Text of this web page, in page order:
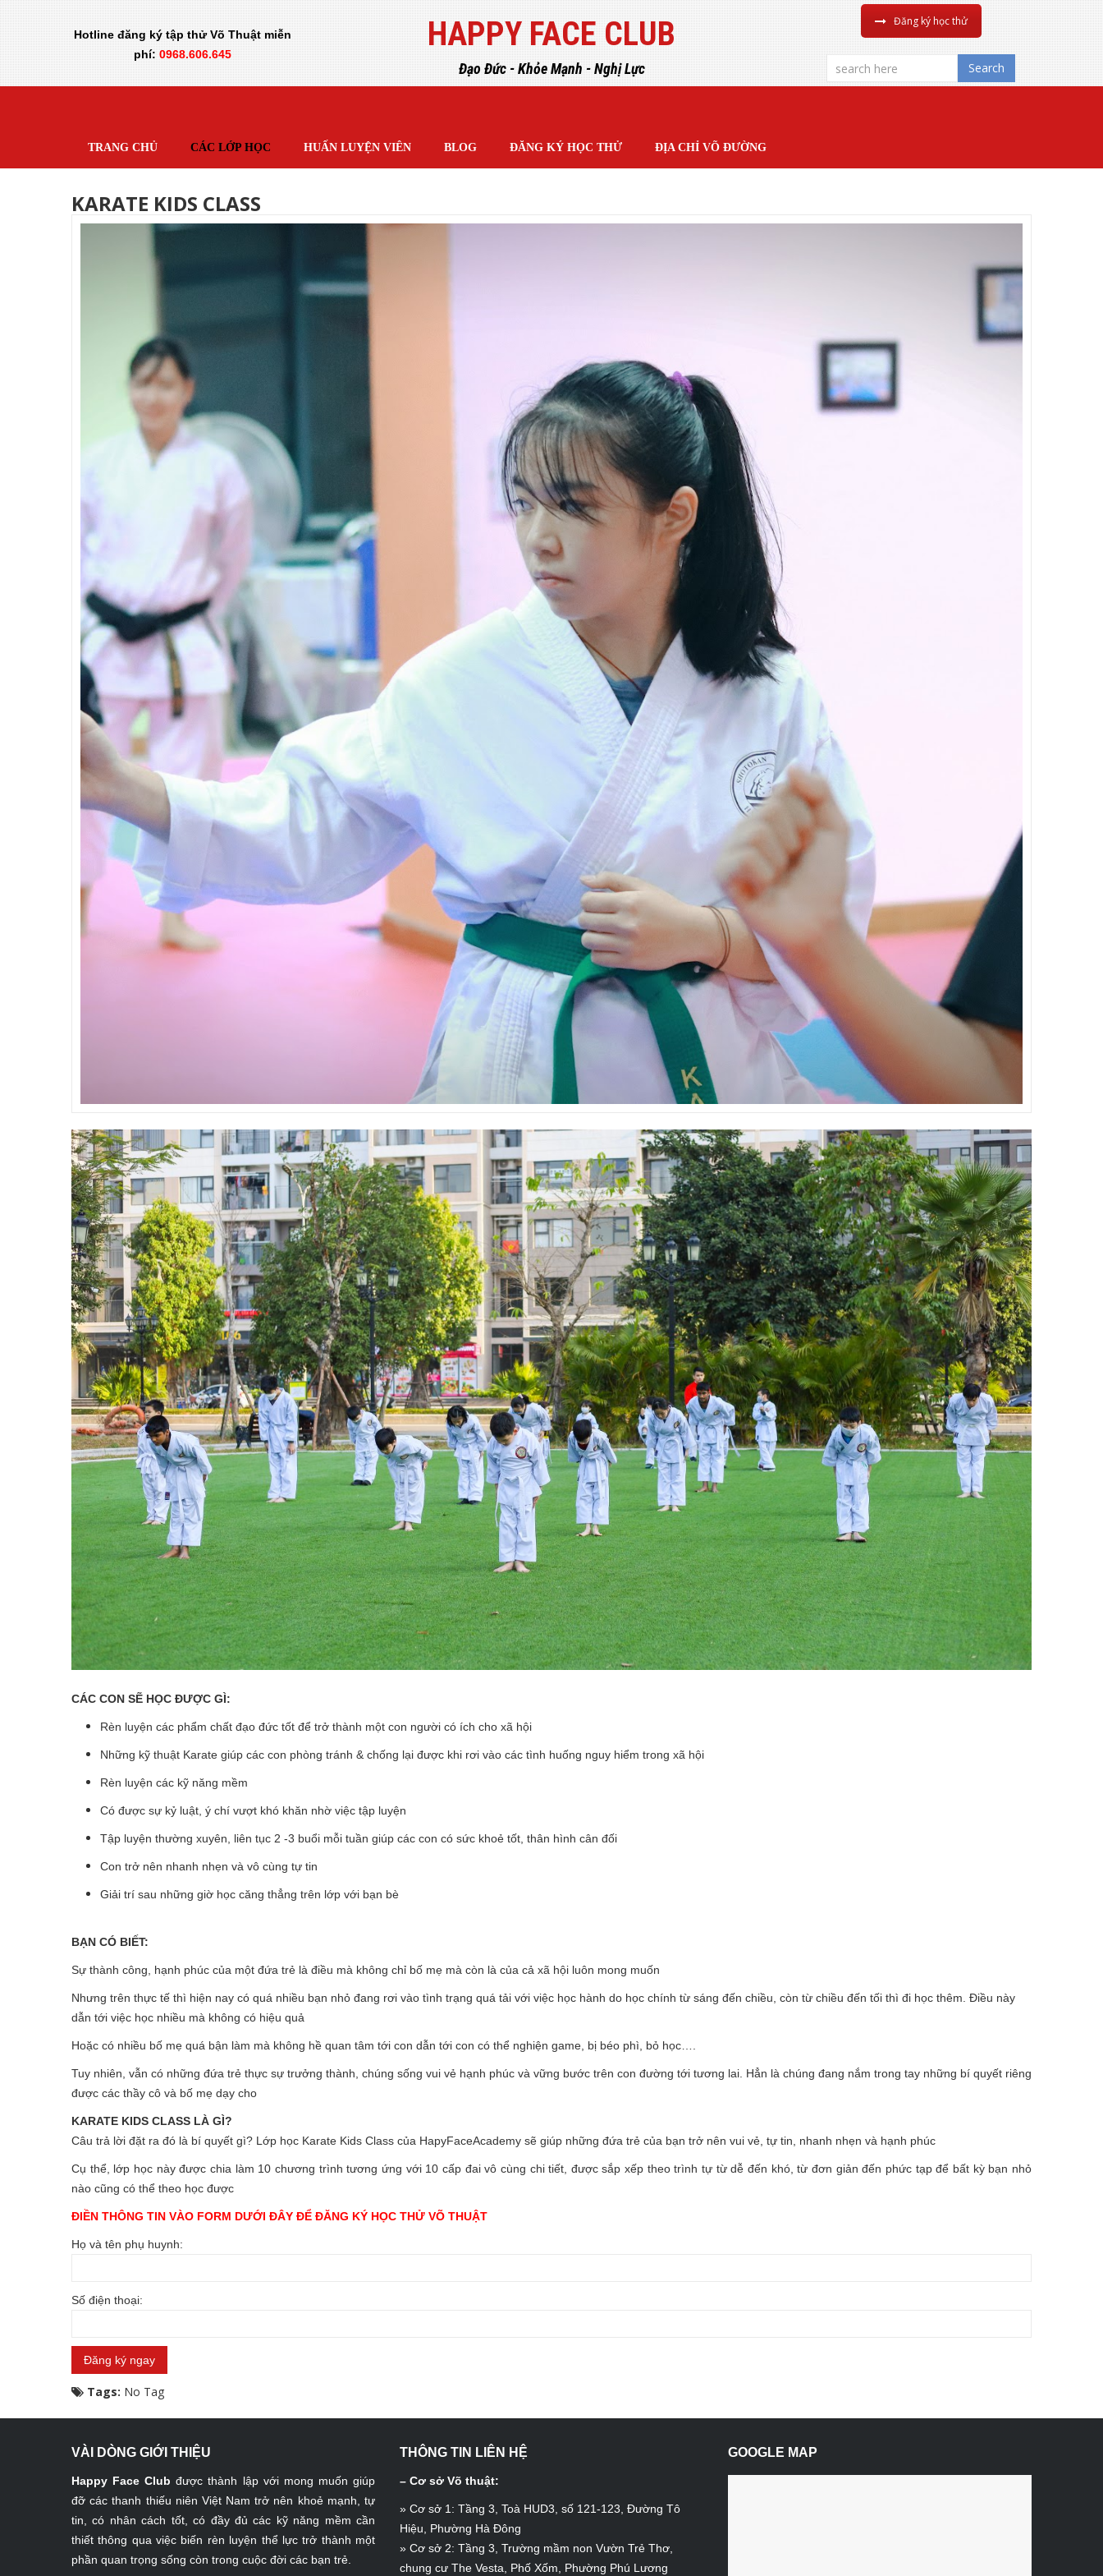
Hotline đăng ký tập thử Võ Thuật miễn
phí:0968.606.645
HAPPY FACE CLUB
Đạo Đức - Khỏe Mạnh - Nghị Lực
Đăng ký học thử
Search
TRANG CHỦ CÁC LỚP HỌC HUẤN LUYỆN VIÊN BLOG ĐĂNG KÝ HỌC THỬ ĐỊA CHỈ VÕ ĐƯỜNG
KARATE KIDS CLASS
CÁC CON SẼ HỌC ĐƯỢC GÌ:
Rèn luyện các phẩm chất đạo đức tốt để trở thành một con người có ích cho xã hội
Những kỹ thuật Karate giúp các con phòng tránh & chống lại được khi rơi vào các tình huống nguy hiểm trong xã hội
Rèn luyện các kỹ năng mềm
Có được sự kỷ luật, ý chí vượt khó khăn nhờ việc tập luyện
Tập luyện thường xuyên, liên tục 2 -3 buổi mỗi tuần giúp các con có sức khoẻ tốt, thân hình cân đối
Con trở nên nhanh nhẹn và vô cùng tự tin
Giải trí sau những giờ học căng thẳng trên lớp với bạn bè
BẠN CÓ BIẾT:
Sự thành công, hạnh phúc của một đứa trẻ là điều mà không chỉ bố mẹ mà còn là của cả xã hội luôn mong muốn
Nhưng trên thực tế thì hiện nay có quá nhiều bạn nhỏ đang rơi vào tình trạng quá tải với việc học hành do học chính từ sáng đến chiều, còn từ chiều đến tối thì đi học thêm. Điều này
dẫn tới việc học nhiều mà không có hiệu quả
Hoặc có nhiều bố mẹ quá bận làm mà không hề quan tâm tới con dẫn tới con có thể nghiện game, bị béo phì, bỏ học….
Tuy nhiên, vẫn có những đứa trẻ thực sự trưởng thành, chúng sống vui vẻ hạnh phúc và vững bước trên con đường tới tương lai. Hẳn là chúng đang nắm trong tay những bí quyết riêng
được các thầy cô và bố mẹ dạy cho
KARATE KIDS CLASS LÀ GÌ?
Câu trả lời đặt ra đó là bí quyết gì? Lớp học Karate Kids Class của HapyFaceAcademy sẽ giúp những đứa trẻ của bạn trở nên vui vẻ, tự tin, nhanh nhẹn và hạnh phúc
Cụ thể, lớp học này được chia làm 10 chương trình tương ứng với 10 cấp đai vô cùng chi tiết, được sắp xếp theo trình tự từ dễ đến khó, từ đơn giản đến phức tạp để bất kỳ bạn nhỏ
nào cũng có thể theo học được
ĐIỀN THÔNG TIN VÀO FORM DƯỚI ĐÂY ĐỂ ĐĂNG KÝ HỌC THỬ VÕ THUẬT
Họ và tên phụ huynh:
Số điện thoại:
Tags: No Tag
VÀI DÒNG GIỚI THIỆU
Happy Face Club được thành lập với mong muốn giúp
đỡ các thanh thiếu niên Việt Nam trở nên khoẻ mạnh, tự
tin, có nhân cách tốt, có đầy đủ các kỹ năng mềm cần
thiết thông qua việc biến rèn luyện thể lực trở thành một
phần quan trọng sống còn trong cuộc đời các bạn trẻ.
THÔNG TIN LIÊN HỆ
– Cơ sở Võ thuật:
» Cơ sở 1: Tầng 3, Toà HUD3, số 121-123, Đường Tô
Hiệu, Phường Hà Đông
» Cơ sở 2: Tầng 3, Trường mầm non Vườn Trẻ Thơ,
chung cư The Vesta, Phố Xốm, Phường Phú Lương
GOOGLE MAP